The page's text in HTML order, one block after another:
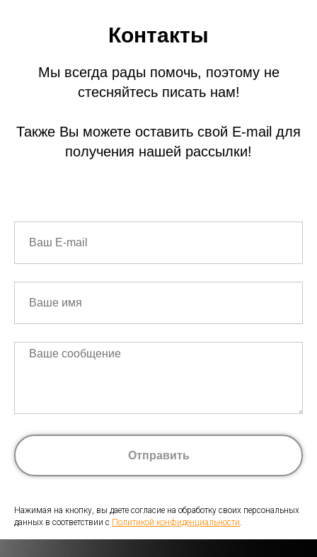
Контакты
Мы всегда рады помочь, поэтому не
стесняйтесь писать нам!
Также Вы можете оставить свой E-mail для
получения нашей рассылки!
Отправить
Нажимая на кнопку, вы даете согласие на обработку своих персональных
данных в соответствии с Политикой конфиденциальности.